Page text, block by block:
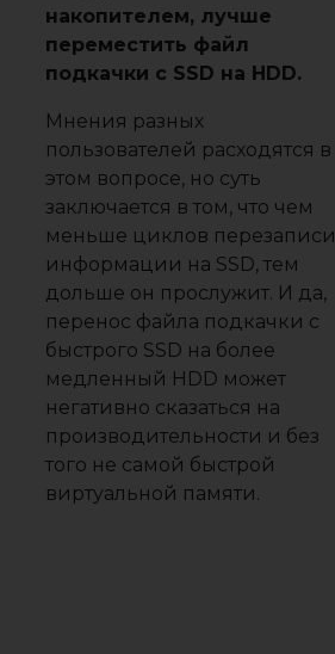
накопителем, лучше
переместить файл
подкачки с SSD на HDD.
Мнения разных
пользователей расходятся в
этом вопросе, но суть
заключается в том, что чем
меньше циклов перезаписи
информации на SSD, тем
дольше он прослужит. И да,
перенос файла подкачки с
быстрого SSD на более
медленный HDD может
негативно сказаться на
производительности и без
того не самой быстрой
виртуальной памяти.